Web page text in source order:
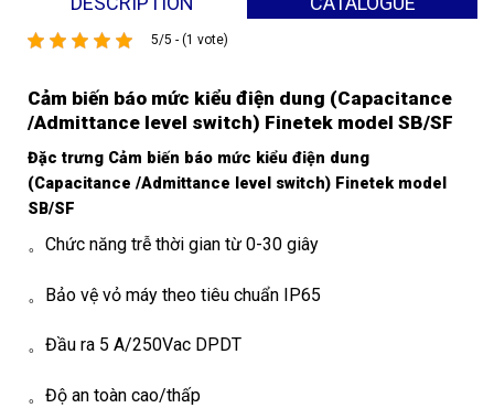
5/5 - (1 vote)
Cảm biến báo mức kiểu điện dung (Capacitance
/Admittance level switch) Finetek model SB/SF
Đặc trưng Cảm biến báo mức kiểu điện dung
(Capacitance /Admittance level switch) Finetek model
SB/SF
。Chức năng trễ thời gian từ 0-30 giây
。Bảo vệ vỏ máy theo tiêu chuẩn IP65
。Đầu ra 5 A/250Vac DPDT
。Độ an toàn cao/thấp